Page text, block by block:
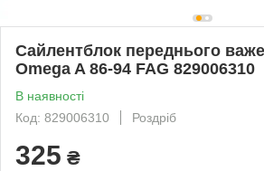
Сайлентблок переднього
Omega A 86-94 FAG 829006310
В наявності
Код: 829006310
Роздріб
325 ₴